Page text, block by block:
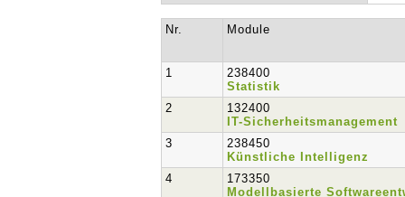
Nr. Module
1
238400
Statistik
2
132400
IT-Sicherheitsmanagement
3
238450
Künstliche Intelligenz
4
173350
Modellbasierte